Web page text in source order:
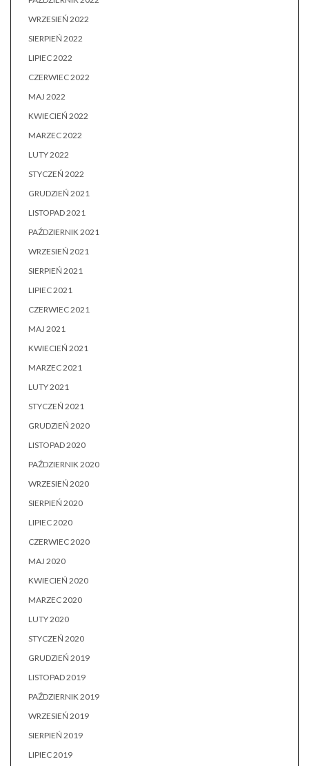
WRZESIEŃ 2022
SIERPIEŃ 2022
LIPIEC 2022
CZERWIEC 2022
MAJ 2022
KWIECIEŃ 2022
MARZEC 2022
LUTY 2022
STYCZEŃ 2022
GRUDZIEŃ 2021
LISTOPAD 2021
PAŹDZIERNIK 2021
WRZESIEŃ 2021
SIERPIEŃ 2021
LIPIEC 2021
CZERWIEC 2021
MAJ 2021
KWIECIEŃ 2021
MARZEC 2021
LUTY 2021
STYCZEŃ 2021
GRUDZIEŃ 2020
LISTOPAD 2020
PAŹDZIERNIK 2020
WRZESIEŃ 2020
SIERPIEŃ 2020
LIPIEC 2020
CZERWIEC 2020
MAJ 2020
KWIECIEŃ 2020
MARZEC 2020
LUTY 2020
STYCZEŃ 2020
GRUDZIEŃ 2019
LISTOPAD 2019
PAŹDZIERNIK 2019
WRZESIEŃ 2019
SIERPIEŃ 2019
LIPIEC 2019